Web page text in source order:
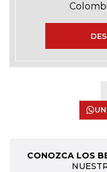
CONOZCA LOS